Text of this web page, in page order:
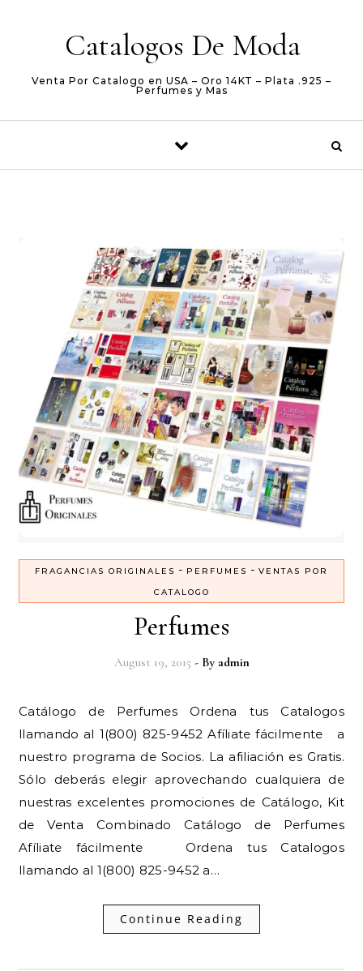
Catalogos De Moda
Venta Por Catalogo en USA – Oro 14KT – Plata .925 –
Perfumes y Mas
FRAGANCIAS ORIGINALES - PERFUMES - VENTAS POR
CATALOGO
Perfumes
August 19, 2015 - By admin
Catálogo de Perfumes Ordena tus Catalogos
llamando al 1(800) 825-9452 Afíliate fácilmente a
nuestro programa de Socios. La afiliación es Gratis.
Sólo deberás elegir aprovechando cualquiera de
nuestras excelentes promociones de Catálogo, Kit
de Venta Combinado Catálogo de Perfumes
Afíliate fácilmente Ordena tus Catalogos
llamando al 1(800) 825-9452 a…
Continue Reading